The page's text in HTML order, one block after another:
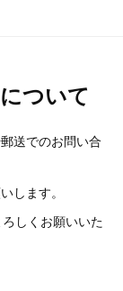
ついて
送でのお問い合
します。
しくお願いいた